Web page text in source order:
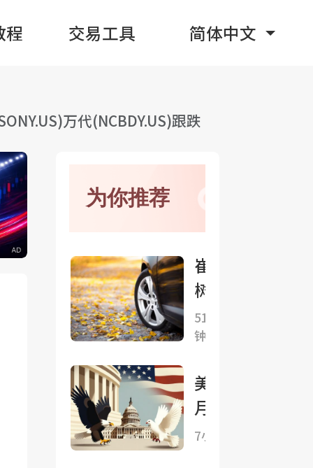
程 交易工具 简体中文
万代(NCBDY.US)跟跌
为你推荐
崔东
树：
今年
1-6
界新
能源
汽车
51分
钟前
美国7
月非农
数据
7小时前